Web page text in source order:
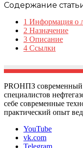
Содержание
1 Информация о
2 Назначение
3 Описание
4 Ссылки
PROНПЗ современный
специалистов
себе современные
практический опыт
YouTube
vk.com